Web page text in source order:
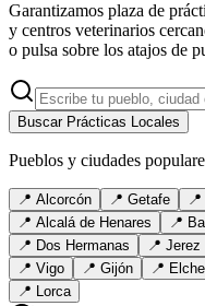
Garantizamos plaza de
y centros veterinarios
o pulsa sobre los atajos de
Buscar Prácticas Locales
Pueblos y ciudades
📍 Alcorcón 📍 Getafe 📍
📍 Alcalá de Henares 📍
📍 Dos Hermanas 📍 Jerez
📍 Vigo 📍 Gijón 📍 Elche
📍 Lorca